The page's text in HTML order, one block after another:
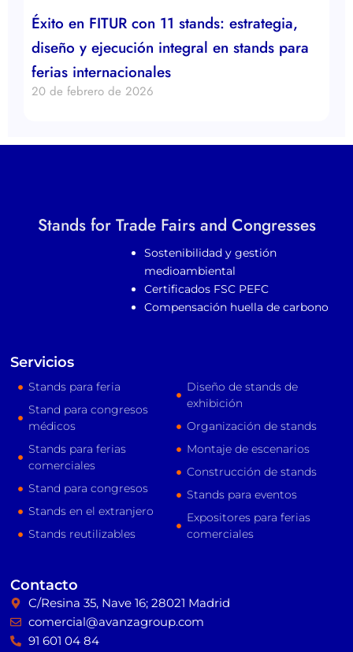
Éxito en FITUR con 11 stands: estrategia,
diseño y ejecución integral en stands para
ferias internacionales
20 de febrero de 2026
Stands for Trade Fairs and Congresses
Sostenibilidad y gestión
medioambiental
Certificados FSC PEFC
Compensación huella de carbono
Servicios
Stands para feria
Stand para congresos
médicos
Stands para ferias
comerciales
Stand para congresos
Stands en el extranjero
Stands reutilizables
Diseño de stands de
exhibición
Organización de stands
Montaje de escenarios
Construcción de stands
Stands para eventos
Expositores para ferias
comerciales
Contacto
C/Resina 35, Nave 16; 28021 Madrid
comercial@avanzagroup.com
91 601 04 84